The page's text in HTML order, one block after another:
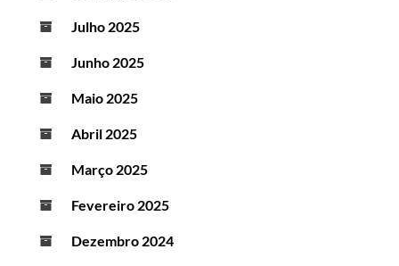
Julho 2025
Junho 2025
Maio 2025
Abril 2025
Março 2025
Fevereiro 2025
Dezembro 2024